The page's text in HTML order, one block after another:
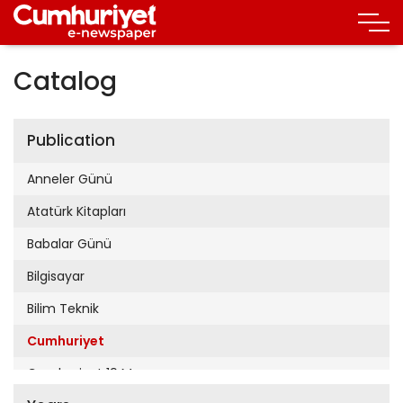
Catalog
Publication
Anneler Günü
Atatürk Kitapları
Babalar Günü
Bilgisayar
Bilim Teknik
Cumhuriyet
Cumhuriyet 19 Mayıs